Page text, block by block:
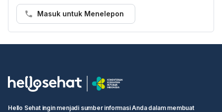
Masuk untuk Menelepon
Langkah 1:
• Buka https://hellosehat.com/care/ dan klik “Booking dokter”
• Masukkan "Hermina Tangkuban Perahu" di kotak pencarian
• Pilih waktu ujian dan klik kotak "Lanjutkan untuk membuat
booking"
Hello Sehat ingin menjadi sumber informasi Anda dalam membuat